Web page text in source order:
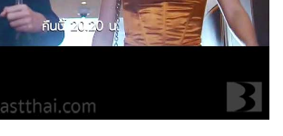
สายลับลิปกลอส